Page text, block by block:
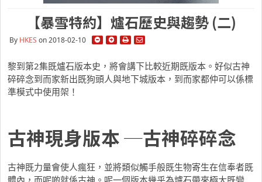
【暴雪特約】爐石歷史與趨勢 (二)
By HKES on 2018-02-10
黎到第2集既爐石版本史，將會講下比較近期既版本。好似古神
碎碎念到而家新出既狗頭人與地下城版本，到而家都仲可以係標
準模式中使用架！
古神現身版本 ─古神碎碎念
古神既力量會使人瘋狂，並將類似觸手般既生物寄生在信奉者既